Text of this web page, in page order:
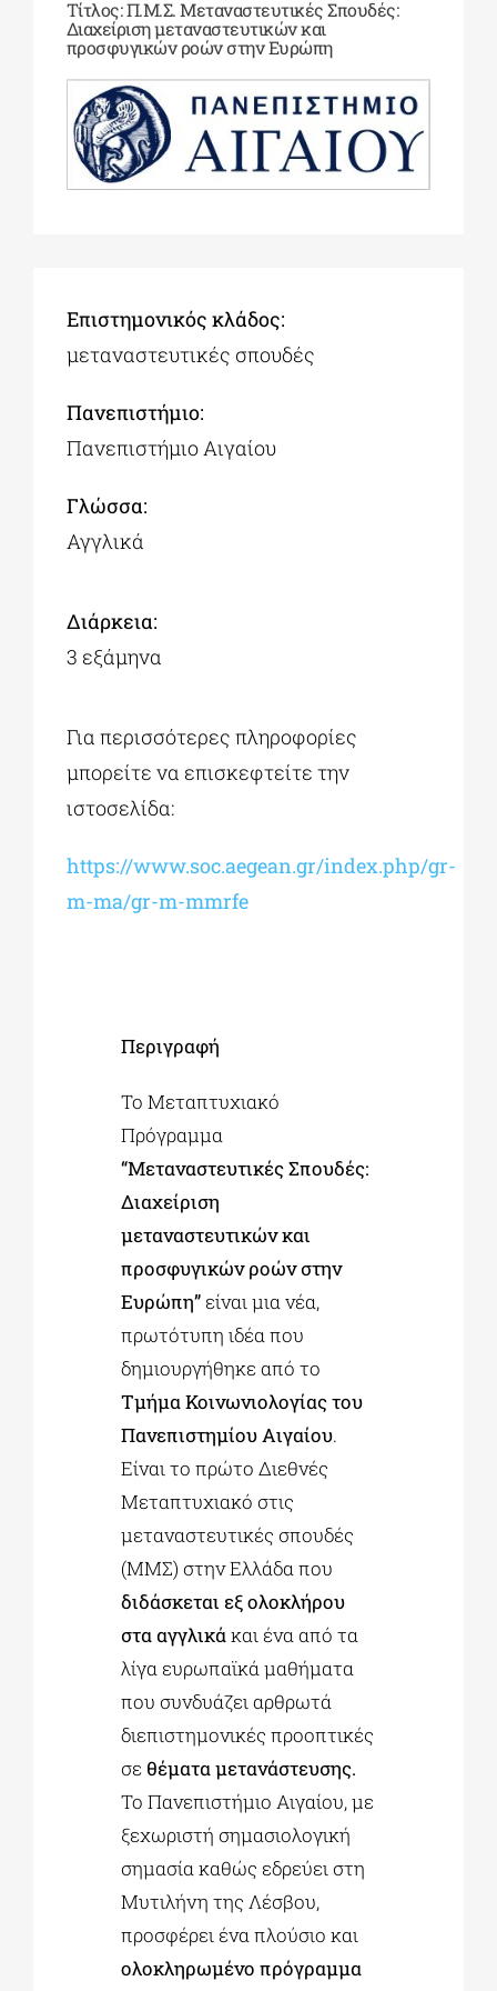
ΕΚΠΑΙΔΕΥΤΙΚΑ ΙΔΡΥΜΑΤΑ
Τίτλος: Π.Μ.Σ. Μεταναστευτικές Σπουδές:
Διαχείριση μεταναστευτικών και
προσφυγικών ροών στην Ευρώπη
Επιστημονικός κλάδος:
μεταναστευτικές σπουδές
Πανεπιστήμιο:
Πανεπιστήμιο Αιγαίου
Γλώσσα:
Αγγλικά
Διάρκεια:
3 εξάμηνα
Για περισσότερες πληροφορίες
μπορείτε να επισκεφτείτε την
ιστοσελίδα:
https://www.soc.aegean.gr/index.php/gr-
m-ma/gr-m-mmrfe
Περιγραφή
Το Μεταπτυχιακό
Πρόγραμμα
“Μεταναστευτικές Σπουδές:
Διαχείριση
μεταναστευτικών και
προσφυγικών ροών στην
Ευρώπη” είναι μια νέα,
πρωτότυπη ιδέα που
δημιουργήθηκε από το
Τμήμα Κοινωνιολογίας του
Πανεπιστημίου Αιγαίου.
Είναι το πρώτο Διεθνές
Μεταπτυχιακό στις
μεταναστευτικές σπουδές
(ΜΜΣ) στην Ελλάδα που
διδάσκεται εξ ολοκλήρου
στα αγγλικά και ένα από τα
λίγα ευρωπαϊκά μαθήματα
που συνδυάζει αρθρωτά
διεπιστημονικές προοπτικές
σε θέματα μετανάστευσης.
Το Πανεπιστήμιο Αιγαίου, με
ξεχωριστή σημασιολογική
σημασία καθώς εδρεύει στη
Μυτιλήνη της Λέσβου,
προσφέρει ένα πλούσιο και
ολοκληρωμένο πρόγραμμα